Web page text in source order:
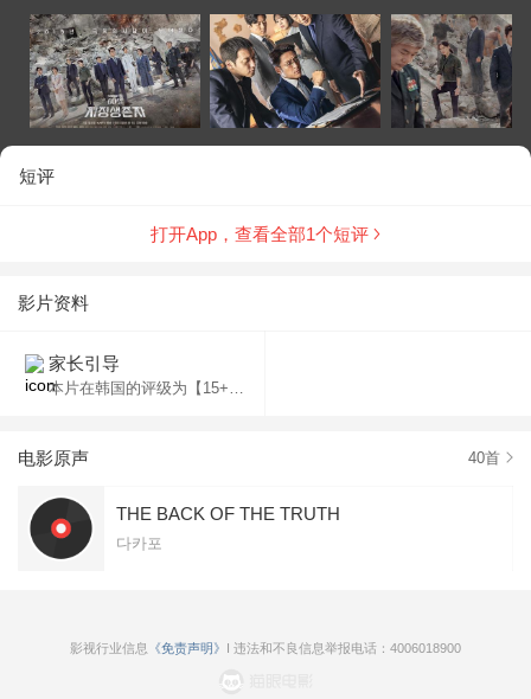
短评
打开App，查看全部1个短评
影片资料
家长引导
电影原声 40首
THE BACK OF THE TRUTH
다카포
影视行业信息 《免责声明》 I 违法和不良信息举报电话：4006018900